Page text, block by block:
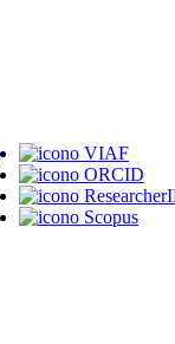
VIAF
ORCID
Scopus